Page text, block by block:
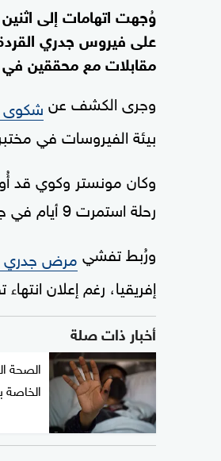
وُجهت اتهامات إلى
على فيروس جدري
مقابلات مع محققين في
وجرى الكشف عن شكوى
بيئة الفيروسات في
وكان مونستر وكوي قد
رحلة استمرت 9 أيام في جمهورية الكونغو.
ورُبط تفشي مرض جدري
إفريقيا، رغم إعلان
أخبار ذات صلة
الصحة